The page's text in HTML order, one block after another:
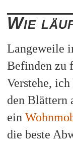
Wie
Langeweile
Befinden zu
Verstehe,
den Blättern
ein
die beste